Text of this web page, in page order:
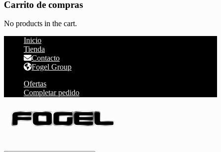
Carrito de compras
No products in the cart.
Inicio
Tienda
Contacto
Fogel Group
Ofertas
Completar pedido